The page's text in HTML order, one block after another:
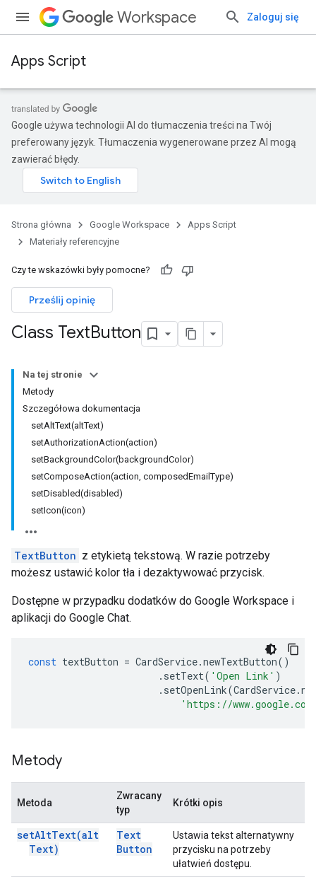
Workspace Zaloguj się
Apps Script
Google używa technologii AI do tłumaczenia treści na Twój
preferowany język. Tłumaczenia wygenerowane przez AI mogą
zawierać błędy.
Strona główna Google Workspace
Apps Script
Materiały referencyjne
Czy te wskazówki były pomocne?
Prześlij opinię
Class TextButton
Na tej stronie
Metody
Szczegółowa dokumentacja
setAltText(altText)
setAuthorizationAction(action)
setBackgroundColor(backgroundColor)
setComposeAction(action, composedEmailType)
setDisabled(disabled)
setIcon(icon)
TextButton z etykietą tekstową. W razie potrzeby
możesz ustawić kolor tła i dezaktywować przycisk.
Dostępne w przypadku dodatków do Google Workspace i
aplikacji do Google Chat.
const textButton = CardService.newTextButton()
. setText( 'Open Link' )
. setOpenLink(CardService.
'https://
Metody
Metoda
Zwracany
typ
Krótki opis
setAltText(alt
Text)
Text
Button
Ustawia tekst alternatywny
przycisku na potrzeby
ułatwień dostępu.